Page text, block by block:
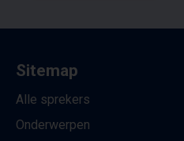
Sitemap
Alle sprekers
Onderwerpen